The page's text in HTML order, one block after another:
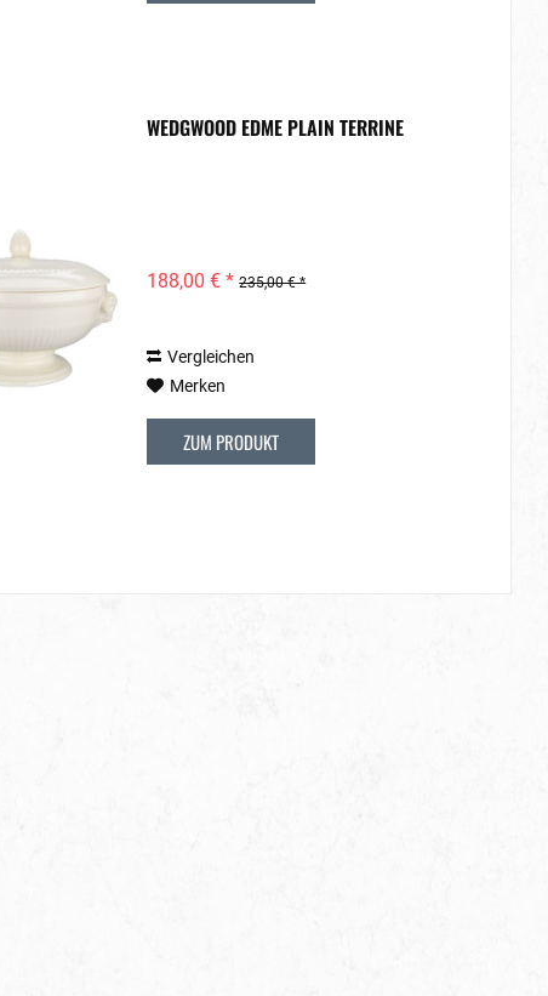
WEDGWOOD EDME PLAIN TERRINE
188,00 € * 235,00 € *
Vergleichen
Merken
ZUM PRODUKT